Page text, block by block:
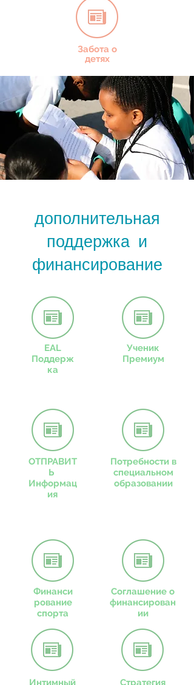
Забота о
детях
дополнительная
поддержка и
финансирование
EAL
Поддерж
ка
ОТПРАВИТ
Ь
Информац
ия
Ученик
Премиум
Потребности в
специальном
образовании
Финанси
рование
спорта
Соглашение о
финансирован
ии
Интимный
Стратегия